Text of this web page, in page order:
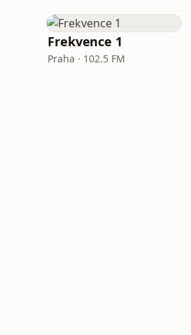
Frekvence 1
Praha · 102.5 FM